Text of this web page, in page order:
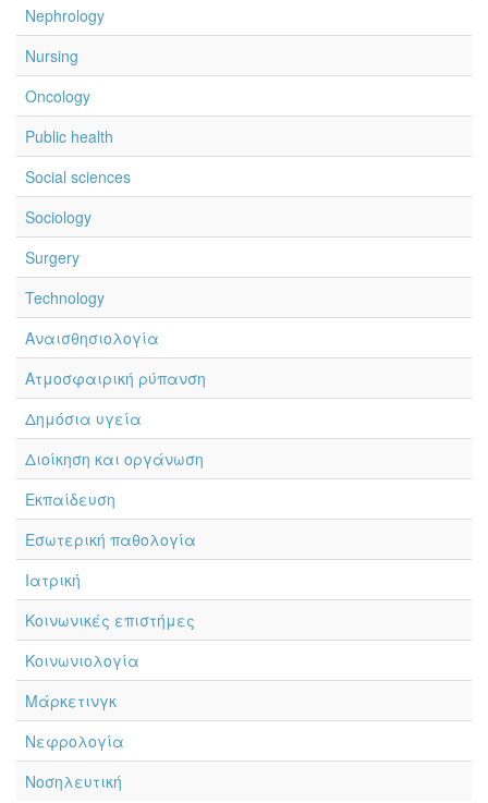
Nephrology
Nursing
Oncology
Public health
Social sciences
Sociology
Surgery
Technology
Αναισθησιολογία
Ατμοσφαιρική ρύπανση
Δημόσια υγεία
Διοίκηση και οργάνωση
Εκπαίδευση
Εσωτερική παθολογία
Ιατρική
Κοινωνικές επιστήμες
Κοινωνιολογία
Μάρκετινγκ
Νεφρολογία
Νοσηλευτική